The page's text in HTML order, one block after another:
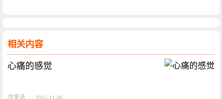
相关内容
心痛的感觉
冷笑话 2015-11-06